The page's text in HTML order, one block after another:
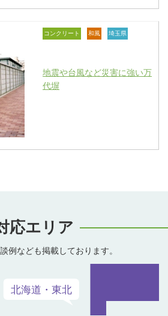
コンクリート 和風 埼玉県
地震や台風など災害に強い万
代塀
応エリア
例なども掲載しております。